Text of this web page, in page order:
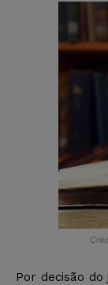
Por decisão do